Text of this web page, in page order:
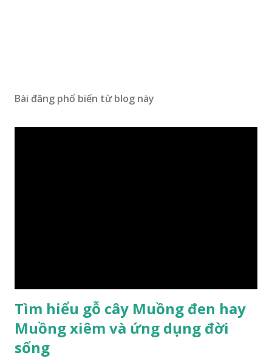
Bài đăng phổ biến từ blog này
Tìm hiểu gỗ cây Muồng đen hay
Muồng xiêm và ứng dụng đời
sống